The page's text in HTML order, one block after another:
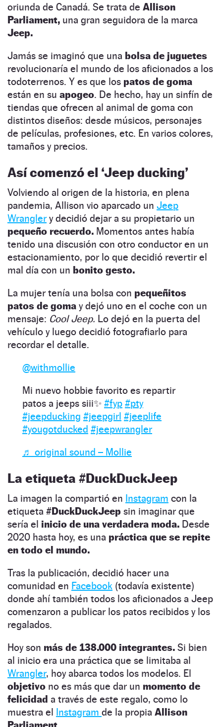
oriunda de Canadá. Se trata de Allison
Parliament, una gran seguidora de la marca
Jeep.
Jamás se imaginó que una bolsa de juguetes
revolucionaría el mundo de los aficionados a los
todoterrenos. Y es que los patos de goma
están en su apogeo. De hecho, hay un sinfín de
tiendas que ofrecen al animal de goma con
distintos diseños: desde músicos, personajes
de películas, profesiones, etc. En varios colores,
tamaños y precios.
Así comenzó el ‘Jeep ducking’
Volviendo al origen de la historia, en plena
pandemia, Allison vio aparcado un Jeep
Wrangler y decidió dejar a su propietario un
pequeño recuerdo. Momentos antes había
tenido una discusión con otro conductor en un
estacionamiento, por lo que decidió revertir el
mal día con un bonito gesto.
La mujer tenía una bolsa con pequeñitos
patos de goma y dejó uno en el coche con un
mensaje: Cool Jeep. Lo dejó en la puerta del
vehículo y luego decidió fotografiarlo para
recordar el detalle.
@withmollie
Mi nuevo hobbie favorito es repartir
patos a jeeps siii✨ #fyp #pty
#jeepducking #jeepgirl #jeeplife
#yougotducked #jeepwrangler
♬ original sound – Mollie
La etiqueta #DuckDuckJeep
La imagen la compartió en Instagram con la
etiqueta #DuckDuckJeep sin imaginar que
sería el inicio de una verdadera moda. Desde
2020 hasta hoy, es una práctica que se repite
en todo el mundo.
Tras la publicación, decidió hacer una
comunidad en Facebook (todavía existente)
donde ahí también todos los aficionados a Jeep
comenzaron a publicar los patos recibidos y los
regalados.
Hoy son más de 138.000 integrantes. Si bien
al inicio era una práctica que se limitaba al
Wrangler, hoy abarca todos los modelos. El
objetivo no es más que dar un momento de
felicidad a través de este regalo, como lo
muestra el Instagram de la propia Allison